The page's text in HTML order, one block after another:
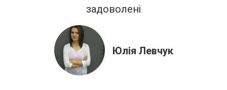
задоволені
Юлія Левчук